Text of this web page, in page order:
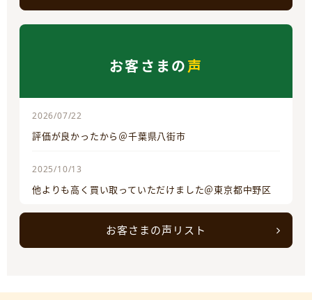
お客さまの声
2026/07/22
評価が良かったから＠千葉県八街市
2025/10/13
他よりも高く買い取っていただけました＠東京都中野区
お客さまの声リスト